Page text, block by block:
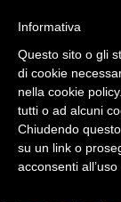
STRATEGIE
CINEMA
DIGITALE
Informativa
Questo sito o gli
di cookie
nella cookie
tutti o ad alcuni
Chiudendo
su un link o
acconsenti all’uso